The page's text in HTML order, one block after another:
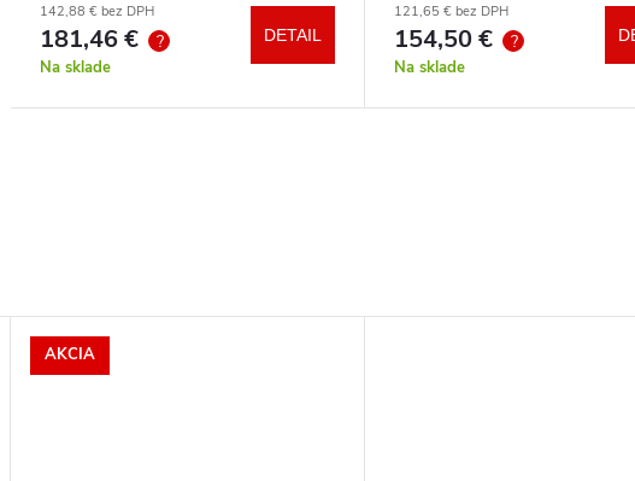
142,88 € bez DPH
181,46 € ?
Na sklade
DETAIL
121,65 € bez DPH
154,50 € ?
Na sklade
AKCIA